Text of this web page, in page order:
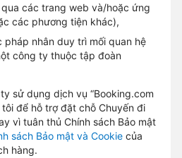
các trang web và/hoặc ứng
các phương tiện khác),
pháp nhân duy trì mối quan hệ
công ty thuộc tập đoàn
sử dụng dịch vụ “Booking.com
để hỗ trợ đặt chỗ Chuyến đi
vì tuân thủ Chính sách Bảo mật
sách Bảo mật và Cookie của
hàng.